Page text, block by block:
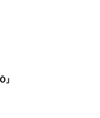
学大学院教授となる（–
『文學界』連載）で第36
賞。同年、神戸市に横尾
：新しい前衛」展
神戸新聞平和賞受賞。同
、豊島横尾館（香川県直
名賞受賞。2015年、第27